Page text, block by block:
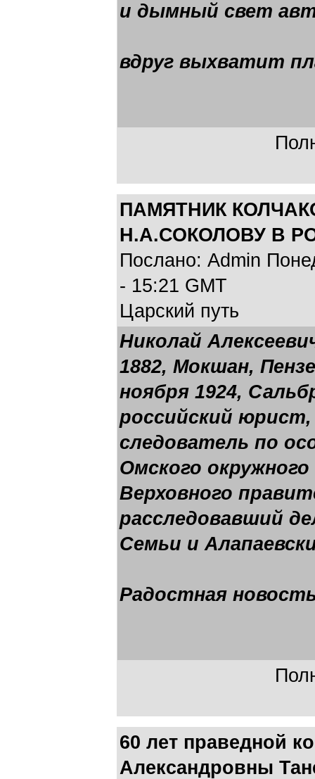
и дымный свет
вдруг выхватит
ПАМЯТНИК
Н.А.СОКОЛОВУ В
Послано: Admin
- 15:21 GMT
Царский путь
Николай
1882, Мокшан,
ноября 1924,
российский
следователь по
Омского
Верховного
расследовавший
Семьи и
Радостная
60 лет праведной
Александровны